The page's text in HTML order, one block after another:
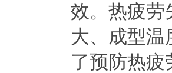
效。热疲劳
大、成型温
了预防热疲